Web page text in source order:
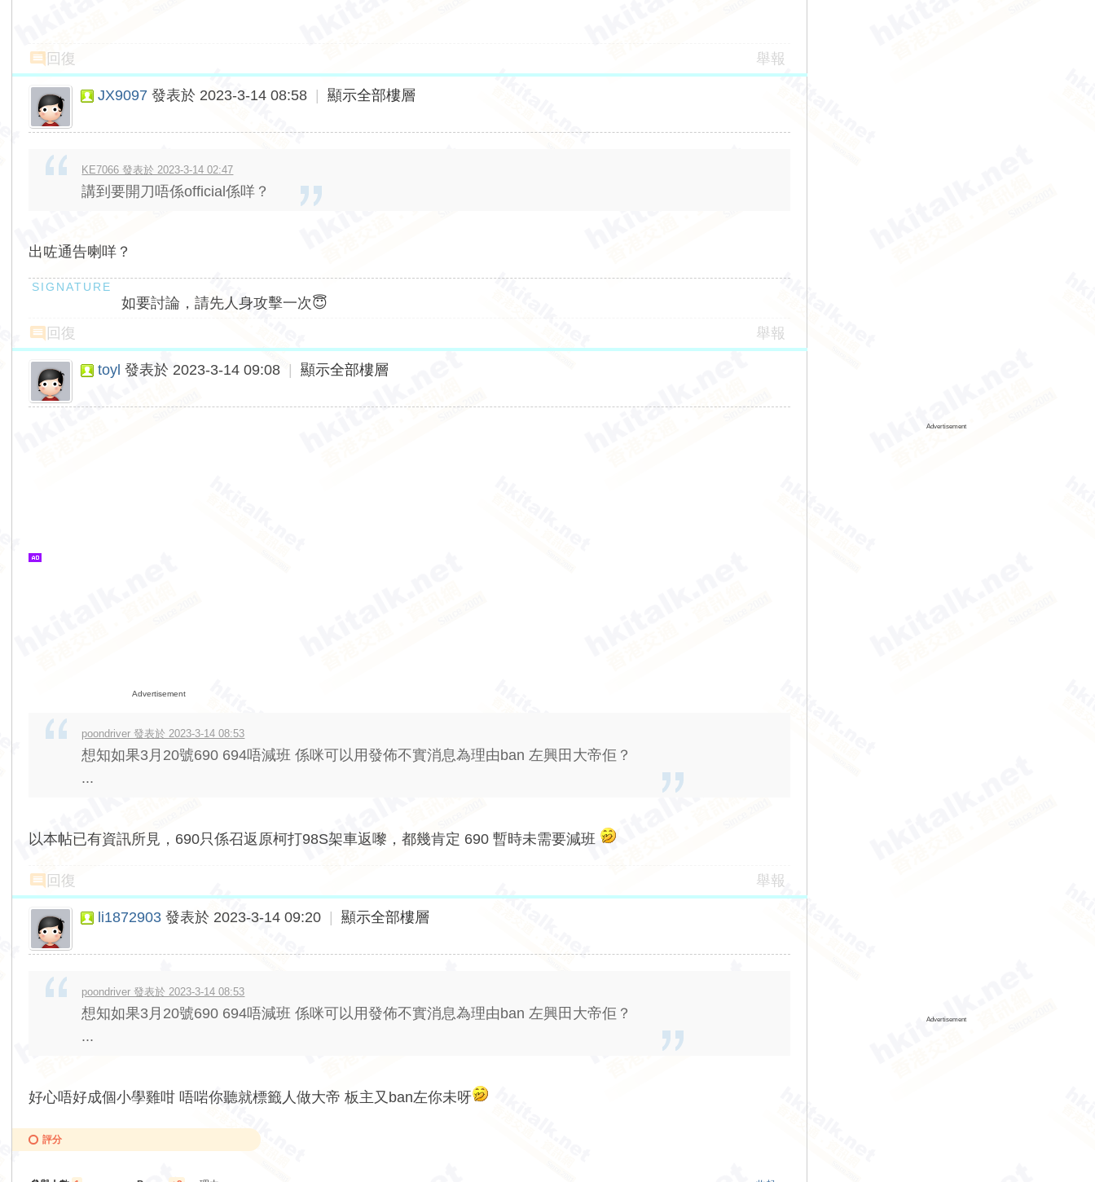
回復 舉報
JX9097 發表於 2023-3-14 08:58 顯示全部樓層
KE7066 發表於 2023-3-14 02:47
講到要開刀唔係official係咩？
出咗通告喇咩？
如要討論，請先人身攻擊一次😇
回復
舉報
toyl 發表於 2023-3-14 09:08 顯示全部樓層
Advertisement
poondriver 發表於 2023-3-14 08:53
想知如果3月20號690 694唔減班 係咪可以用發佈不實消息為理由ban 左興田大帝佢？
...
以本帖已有資訊所見，690只係召返原柯打98S架車返嚟，都幾肯定 690 暫時未需要減班
回復 舉報
li1872903 發表於 2023-3-14 09:20 顯示全部樓層
poondriver 發表於 2023-3-14 08:53
想知如果3月20號690 694唔減班 係咪可以用發佈不實消息為理由ban 左興田大帝佢？
...
好心唔好成個小學雞咁 唔啱你聽就標籤人做大帝 板主又ban左你未呀
評分
Advertisement
Advertisement